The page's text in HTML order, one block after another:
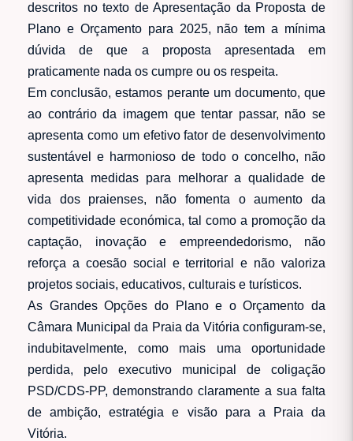
descritos no texto de Apresentação da Proposta de
Plano e Orçamento para 2025, não tem a mínima
dúvida de que a proposta apresentada em
praticamente nada os cumpre ou os respeita.
Em conclusão, estamos perante um documento, que
ao contrário da imagem que tentar passar, não se
apresenta como um efetivo fator de desenvolvimento
sustentável e harmonioso de todo o concelho, não
apresenta medidas para melhorar a qualidade de
vida dos praienses, não fomenta o aumento da
competitividade económica, tal como a promoção da
captação, inovação e empreendedorismo, não
reforça a coesão social e territorial e não valoriza
projetos sociais, educativos, culturais e turísticos.
As Grandes Opções do Plano e o Orçamento da
Câmara Municipal da Praia da Vitória configuram-se,
indubitavelmente, como mais uma oportunidade
perdida, pelo executivo municipal de coligação
PSD/CDS-PP, demonstrando claramente a sua falta
de ambição, estratégia e visão para a Praia da
Vitória.